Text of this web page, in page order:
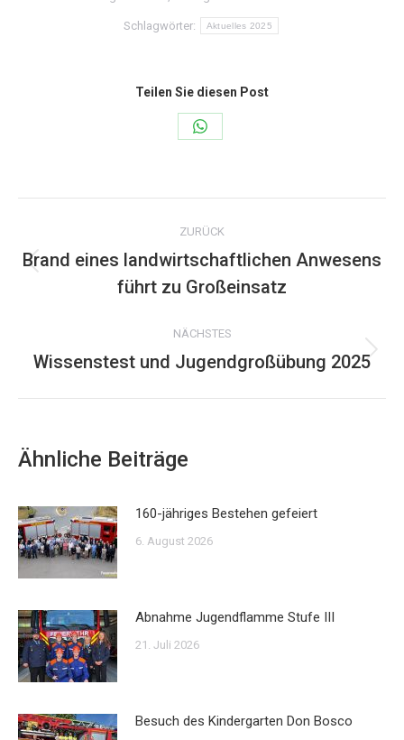
Schlagwörter: Aktuelles 2025
Teilen Sie diesen Post
Share
Kommentarnavigation
ZURÜCK
Vorheriger
Beitrag:
Brand eines landwirtschaftlichen Anwesens
führt zu Großeinsatz
NÄCHSTES
Nächster
Wissenstest und Jugendgroßübung 2025
Ähnliche Beiträge
160-jähriges Bestehen gefeiert
6. August 2026
Abnahme Jugendflamme Stufe III
21. Juli 2026
Besuch des Kindergarten Don Bosco